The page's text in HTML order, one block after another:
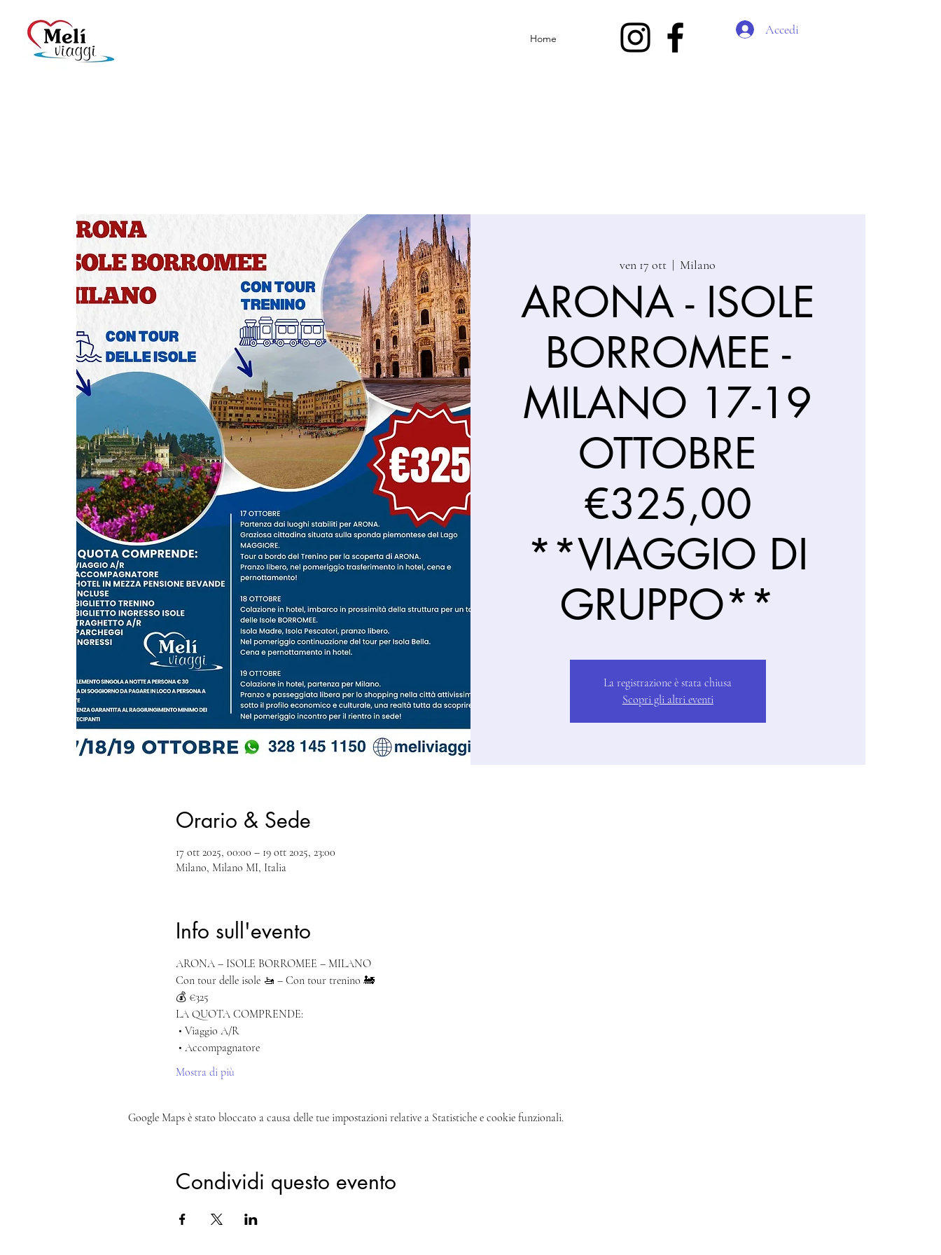
Home
Accedi
ven 17 ott
  |
Milano
ARONA - ISOLE
BORROMEE -
MILANO 17-19
OTTOBRE
€325,00
**VIAGGIO DI
GRUPPO**
La registrazione è stata chiusa
Scopri gli altri eventi
Orario & Sede
17 ott 2025, 00:00 – 19 ott 2025, 23:00
Milano, Milano MI, Italia
Info sull'evento
ARONA – ISOLE BORROMEE – MILANO
Con tour delle isole 🚤 – Con tour trenino 🚂
💰 €325
LA QUOTA COMPRENDE:
• Viaggio A/R
• Accompagnatore
Mostra di più
Google Maps è stato bloccato a causa delle tue impostazioni relative a Statistiche e cookie funzionali.
Condividi questo evento